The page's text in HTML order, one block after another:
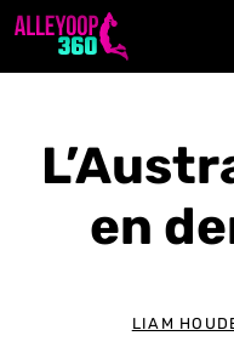
Aller
en
LIAM